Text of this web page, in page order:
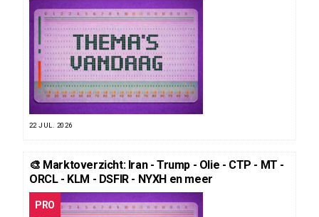
22 JUL. 2026
🎨 Marktoverzicht: Iran - Trump - Olie - CTP - MT -
ORCL - KLM - DSFIR - NYXH en meer
PRO